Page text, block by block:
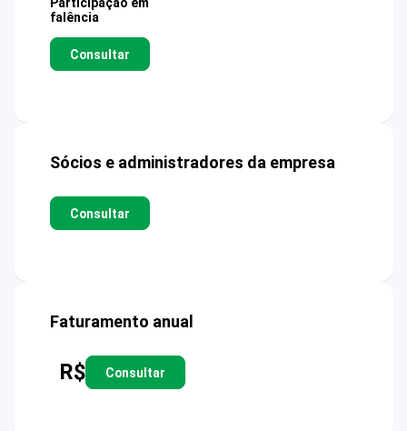
falência
Consultar
Sócios e administradores da empresa
Consultar
Faturamento anual
R$ Consultar